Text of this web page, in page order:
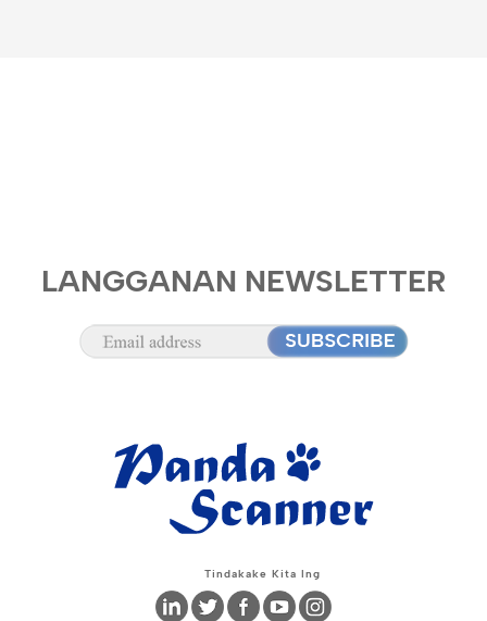
LANGGANAN NEWSLETTER
Tindakake Kita Ing